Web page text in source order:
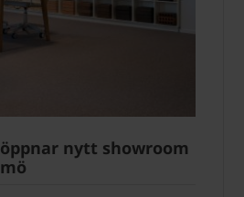
nytt showroom